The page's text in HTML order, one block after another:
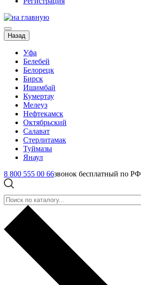
Назад
Уфа
Белебей
Белорецк
Бирск
Ишимбай
Кумертау
Мелеуз
Нефтекамск
Октябрьский
Салават
Стерлитамак
Туймазы
Янаул
8 800 555 00 66звонок бесплатный по РФ